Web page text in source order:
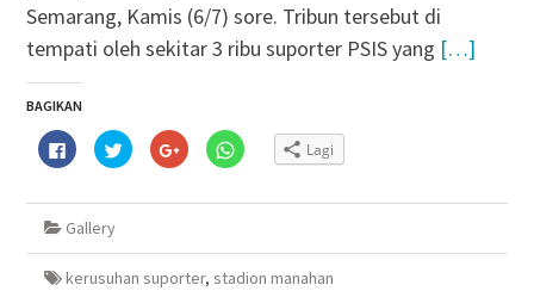
Semarang, Kamis (6/7) sore. Tribun tersebut di
tempati oleh sekitar 3 ribu suporter PSIS yang […]
BAGIKAN
Klik
untuk
membagikan
Facebook(Membuka
jendela
baru)
Klik
untuk
berbagi
Twitter(Membuka
baru)
Klik
untuk
berbagi
Google+
yang
baru)
Klik
untuk
WhatsApp(Membuka
baru)
Lagi
Gallery
kerusuhan suporter, stadion manahan